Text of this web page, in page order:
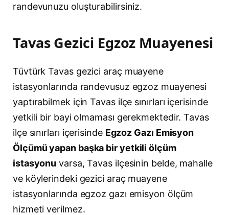
randevunuzu oluşturabilirsiniz.
Tavas Gezici Egzoz Muayenesi
Tüvtürk Tavas gezici araç muayene
istasyonlarında randevusuz egzoz muayenesi
yaptırabilmek için Tavas ilçe sınırları içerisinde
yetkili bir bayi olmaması gerekmektedir. Tavas
ilçe sınırları içerisinde Egzoz Gazı Emisyon
Ölçümü yapan başka bir yetkili ölçüm
istasyonu varsa, Tavas ilçesinin belde, mahalle
ve köylerindeki gezici araç muayene
istasyonlarında egzoz gazı emisyon ölçüm
hizmeti verilmez.